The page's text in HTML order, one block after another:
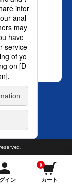
イン
0
カート
部
時
。